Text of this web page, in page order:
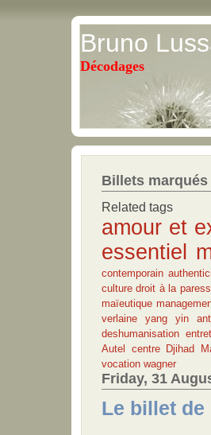
Bruno
Décodages
Billets
Related tags
amour et
essentiel
contemporain
culture droit à la
maïeutique
verlaine
yang yin
deshumanisation
Autel
centre Djihad
vocation wagner
Friday, 31
Le billet de